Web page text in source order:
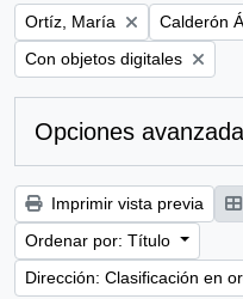
Remove filter:
Ortíz, María Remove
Calderón
Remove filter:
Con objetos digitales
Opciones
Imprimir vista previa
Ordenar por: Título
Dirección: Clasificación en